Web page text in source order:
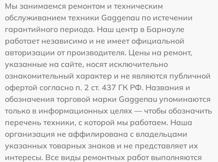
Мы занимаемся ремонтом и техническим
обслуживанием техники Gaggenau по истечении
гарантийного периода. Наш центр в Барнауле
работает независимо и не имеет официальной
авторизации от производителя. Цены на ремонт,
указанные на сайте, носят исключительно
ознакомительный характер и не являются публичной
офертой согласно п. 2 ст. 437 ГК РФ. Названия и
обозначения торговой марки Gaggenau упоминаются
только в информационных целях — чтобы обозначить
перечень техники, с которой мы работаем. Наша
организация не аффилирована с владельцами
указанных товарных знаков и не представляет их
интересы. Все виды ремонтных работ выполняются